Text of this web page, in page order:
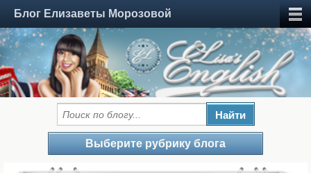
Блог Елизаветы Морозовой
Выберите рубрику блога